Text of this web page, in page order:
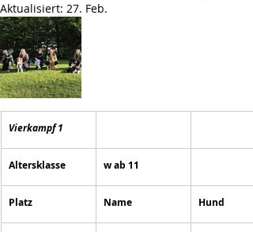
Aktualisiert: 27. Feb.
Vierkampf 1
Altersklasse w ab 11
Platz Name Hund